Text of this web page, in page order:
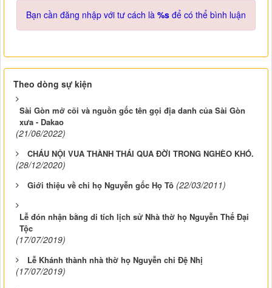
Bạn cần đăng nhập với tư cách là %s để có thể bình luận
Theo dòng sự kiện
Sài Gòn mở cõi và nguồn gốc tên gọi địa danh của Sài Gòn
xưa - Dakao
(21/06/2022)
CHÁU NỘI VUA THÀNH THÁI QUA ĐỜI TRONG NGHÈO KHÓ.
(28/12/2020)
Giới thiệu về chi họ Nguyễn gốc Họ Tô (22/03/2011)
Lễ đón nhận bằng di tích lịch sử Nhà thờ họ Nguyễn Thế Đại
Tộc
(17/07/2019)
Lễ Khánh thành nhà thờ họ Nguyễn chi Đệ Nhị
(17/07/2019)